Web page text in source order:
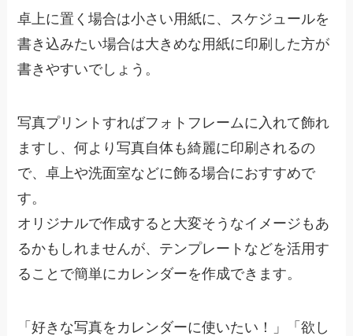
卓上に置く場合は小さい用紙に、スケジュールを
書き込みたい場合は大きめな用紙に印刷した方が
書きやすいでしょう。
写真プリントすればフォトフレームに入れて飾れ
ますし、何より写真自体も綺麗に印刷されるの
で、卓上や洗面室などに飾る場合におすすめで
す。
オリジナルで作成すると大変そうなイメージもあ
るかもしれませんが、テンプレートなどを活用す
ることで簡単にカレンダーを作成できます。
「好きな写真をカレンダーに使いたい！」「欲し